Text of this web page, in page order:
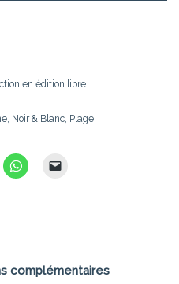
en édition libre
, Noir & Blanc, Plage
complémentaires